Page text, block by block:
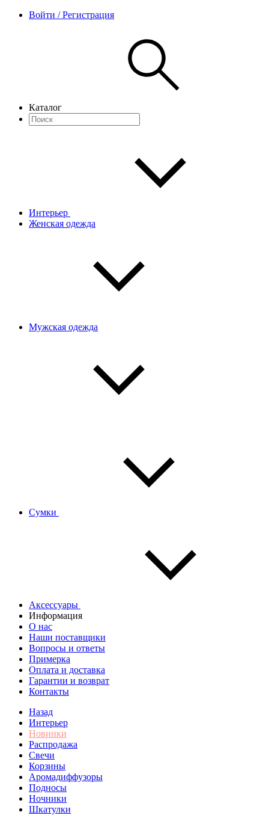
Войти / Регистрация
Каталог
Интерьер
Женская одежда
Мужская одежда
Сумки
Аксессуары
Информация
О нас
Наши поставщики
Вопросы и ответы
Примерка
Оплата и доставка
Гарантии и возврат
Контакты
Назад
Интерьер
Новинки
Распродажа
Свечи
Корзины
Аромадиффузоры
Подносы
Ночники
Шкатулки